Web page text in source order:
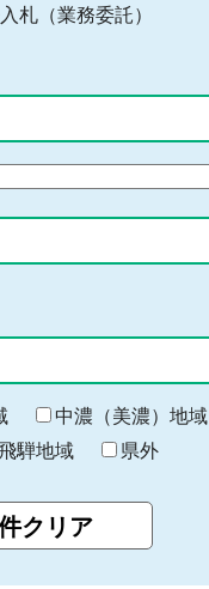
札（業務委託）
中濃（美濃）地域
騨地域 県外